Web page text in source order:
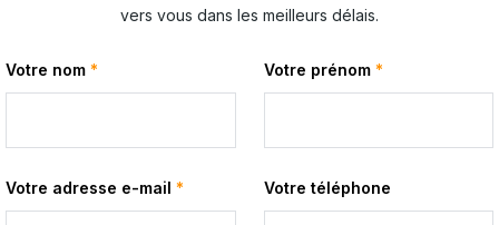
vers vous dans les meilleurs délais.
Votre nom * Votre prénom *
Votre adresse e-mail * Votre téléphone